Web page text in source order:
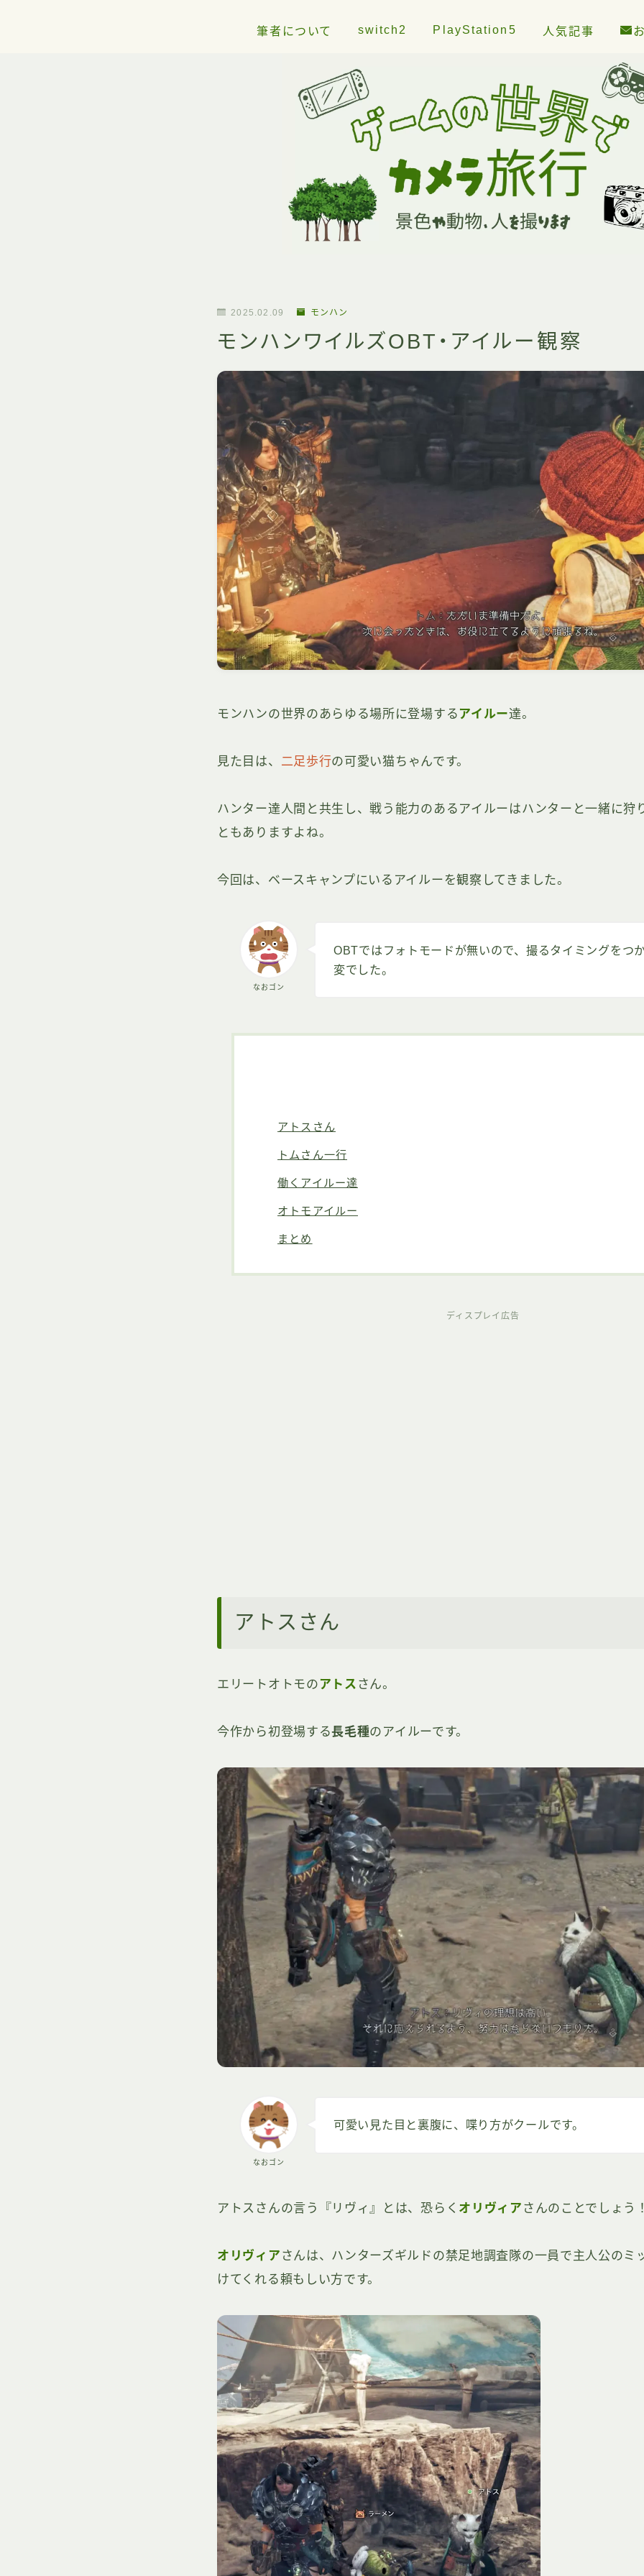
筆者について switch2 PlayStation5 人気記事
2025.02.09 モンハン
モンハンワイルズOBT・アイルー観察
モンハンの世界のあらゆる場所に登場する アイルー達。
見た目は、 二足歩行の可愛い猫ちゃんです。
ハンター達人間と共生し、戦う能力のあるアイルーはハンターと一緒に狩
ともありますよね。
今回は、ベースキャンプにいるアイルーを観察してきました。
なおゴン
OBTではフォトモードが無いので、撮るタイミングをつ
変でした。
アトスさん
トムさん一行
働くアイルー達
オトモアイルー
まとめ
ディスプレイ広告
アトスさん
エリートオトモの アトス さん。
今作から初登場する長毛種のアイルーです。
なおゴン
可愛い見た目と裏腹に、喋り方がクールです。
アトスさんの言う『リヴィ』とは、恐らく オリヴィア さんのことでしょう
オリヴィア さんは、ハンターズギルドの禁足地調査隊の一員で主人公のミ
けてくれる頼もしい方です。